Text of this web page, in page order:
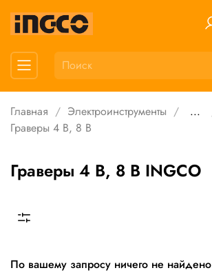
Главная Электроинструменты
...
Граверы 4 В, 8 В
Граверы 4 В, 8 В INGCO
По вашему запросу ничего не найдено